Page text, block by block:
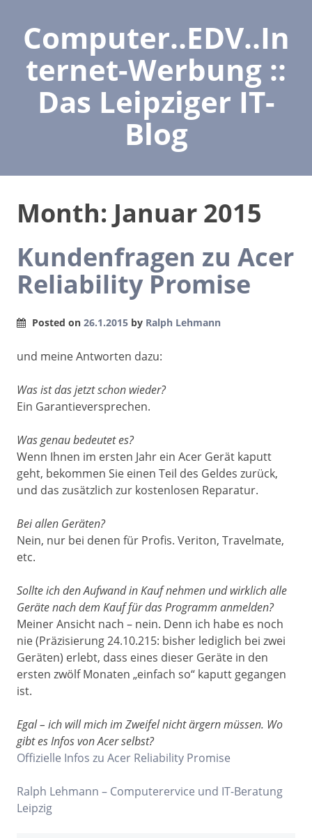
Computer..EDV..In
ternet-Werbung ::
Das Leipziger IT-
Blog
Month: Januar 2015
Kundenfragen zu Acer
Reliability Promise
Posted on 26.1.2015 by Ralph Lehmann
und meine Antworten dazu:
Was ist das jetzt schon wieder?
Ein Garantieversprechen.
Was genau bedeutet es?
Wenn Ihnen im ersten Jahr ein Acer Gerät kaputt
geht, bekommen Sie einen Teil des Geldes zurück,
und das zusätzlich zur kostenlosen Reparatur.
Bei allen Geräten?
Nein, nur bei denen für Profis. Veriton, Travelmate,
etc.
Sollte ich den Aufwand in Kauf nehmen und wirklich alle
Geräte nach dem Kauf für das Programm anmelden?
Meiner Ansicht nach – nein. Denn ich habe es noch
nie (Präzisierung 24.10.215: bisher lediglich bei zwei
Geräten) erlebt, dass eines dieser Geräte in den
ersten zwölf Monaten „einfach so“ kaputt gegangen
ist.
Egal – ich will mich im Zweifel nicht ärgern müssen. Wo
gibt es Infos von Acer selbst?
Offizielle Infos zu Acer Reliability Promise
Ralph Lehmann – Computerervice und IT-Beratung
Leipzig